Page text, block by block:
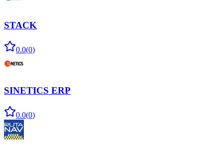
STACK
0.0(0)
SINETICS ERP
0.0(0)